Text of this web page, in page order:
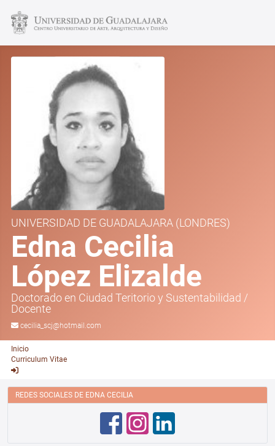
UNIVERSIDAD DE GUADALAJARA (LONDRES)
Edna Cecilia
López Elizalde
Doctorado en Ciudad Teritorio y Sustentabilidad /
Docente
cecilia_scj@hotmail.com
Inicio
Curriculum Vitae
REDES SOCIALES DE EDNA CECILIA